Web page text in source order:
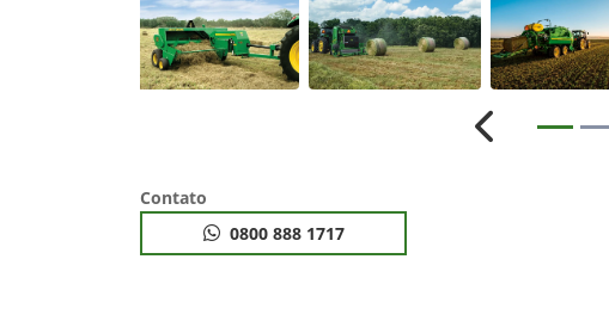
Anterior
Contato
0800 888 1717